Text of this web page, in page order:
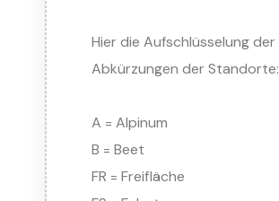
Hier die Aufschlüsselung der
Abkürzungen der Standorte:
A = Alpinum
B = Beet
FR = Freifläche